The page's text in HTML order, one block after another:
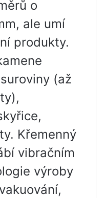
o
ale umí
produkty.
(až
Křemenný
vibračním
výroby